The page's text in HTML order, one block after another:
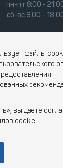
пн-пт 8:00 -
сб-вс 9:00 -
файлы
вы даете
cookie.